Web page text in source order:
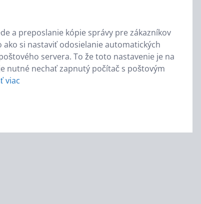
a preposlanie kópie správy pre zákazníkov
si nastaviť odosielanie automatických
servera. To že toto nastavenie je na
nutné nechať zapnutý počítač s poštovým
viac